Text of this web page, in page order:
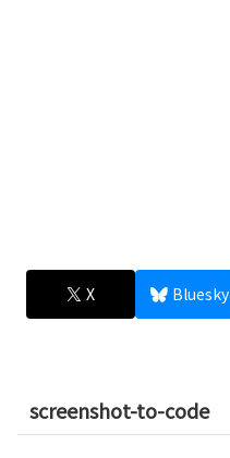
X Bluesky
screenshot-to-code